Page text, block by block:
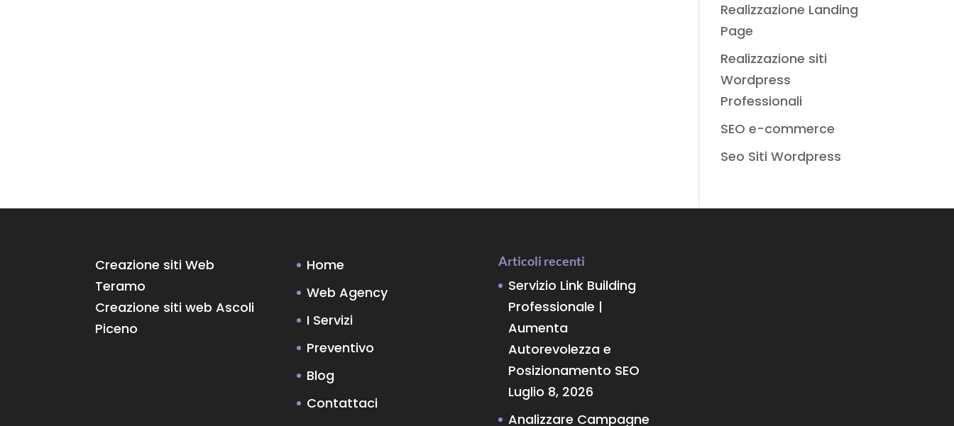
Realizzazione Landing
Page
Realizzazione siti
Wordpress
Professionali
SEO e-commerce
Seo Siti Wordpress
Creazione siti Web
Teramo
Creazione siti web Ascoli
Piceno
Home
Web Agency
I Servizi
Preventivo
Blog
Contattaci
Articoli recenti
Servizio Link Building
Professionale |
Aumenta
Autorevolezza e
Posizionamento SEO
Luglio 8, 2026
Analizzare Campagne